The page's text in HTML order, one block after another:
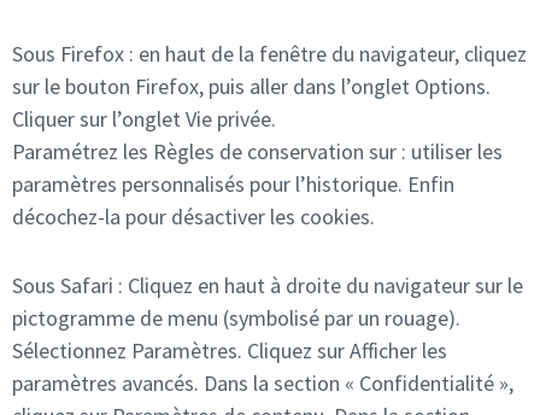
Sous Firefox : en haut de la fenêtre du navigateur, cliquez
sur le bouton Firefox, puis aller dans l’onglet Options.
Cliquer sur l’onglet Vie privée.
Paramétrez les Règles de conservation sur : utiliser les
paramètres personnalisés pour l’historique. Enfin
décochez-la pour désactiver les cookies.
Sous Safari : Cliquez en haut à droite du navigateur sur le
pictogramme de menu (symbolisé par un rouage).
Sélectionnez Paramètres. Cliquez sur Afficher les
paramètres avancés. Dans la section « Confidentialité »,